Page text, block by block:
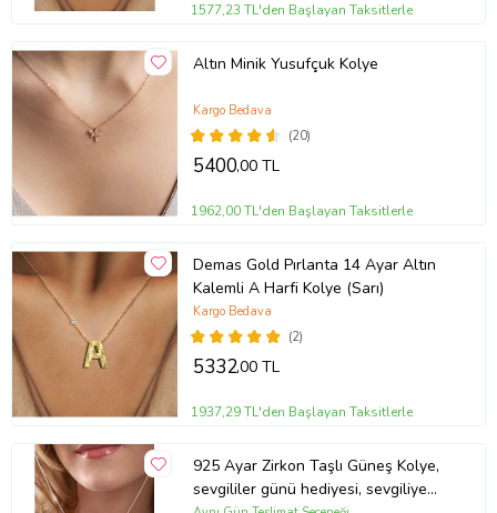
1577,23 TL'den Başlayan Taksitlerle
Altın Minik Yusufçuk Kolye
(20)
Kargo Bedava
5400,00 TL
1962,00 TL'den Başlayan Taksitlerle
Demas Gold Pırlanta 14 Ayar Altın
Kalemli A Harfi Kolye (Sarı)
(2)
Kargo Bedava
5332,00 TL
1937,29 TL'den Başlayan Taksitlerle
925 Ayar Zirkon Taşlı Güneş Kolye,
sevgililer günü hediyesi, sevgiliye